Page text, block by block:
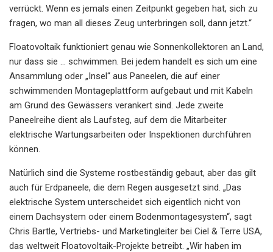
verrückt. Wenn es jemals einen Zeitpunkt gegeben hat, sich zu
fragen, wo man all dieses Zeug unterbringen soll, dann jetzt.“
Floatovoltaik funktioniert genau wie Sonnenkollektoren an Land,
nur dass sie … schwimmen. Bei jedem handelt es sich um eine
Ansammlung oder „Insel“ aus Paneelen, die auf einer
schwimmenden Montageplattform aufgebaut und mit Kabeln
am Grund des Gewässers verankert sind. Jede zweite
Paneelreihe dient als Laufsteg, auf dem die Mitarbeiter
elektrische Wartungsarbeiten oder Inspektionen durchführen
können.
Natürlich sind die Systeme rostbeständig gebaut, aber das gilt
auch für Erdpaneele, die dem Regen ausgesetzt sind. „Das
elektrische System unterscheidet sich eigentlich nicht von
einem Dachsystem oder einem Bodenmontagesystem“, sagt
Chris Bartle, Vertriebs- und Marketingleiter bei Ciel & Terre USA,
das weltweit Floatovoltaik-Projekte betreibt. „Wir haben im